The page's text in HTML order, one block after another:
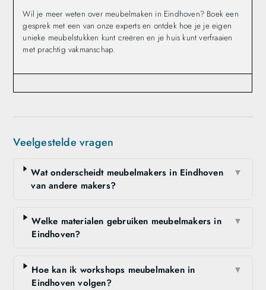
Wil je meer weten over meubelmaken in Eindhoven? Boek een
gesprek met een van onze experts en ontdek hoe je je eigen
unieke meubelstukken kunt creëren en je huis kunt verfraaien
met prachtig vakmanschap.
Veelgestelde vragen
Wat onderscheidt meubelmakers in Eindhoven
van andere makers?
▼
Welke materialen gebruiken meubelmakers in
Eindhoven?
▼
Hoe kan ik workshops meubelmaken in
Eindhoven volgen?
▼